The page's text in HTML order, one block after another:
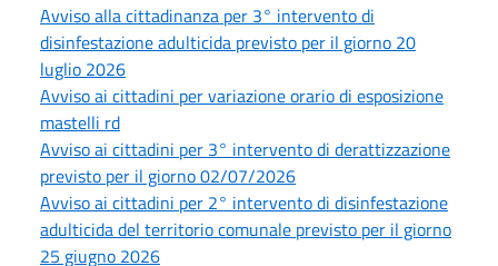
Avviso alla cittadinanza per 3° intervento di
disinfestazione adulticida previsto per il giorno 20
luglio 2026
Avviso ai cittadini per variazione orario di esposizione
mastelli rd
Avviso ai cittadini per 3° intervento di derattizzazione
previsto per il giorno 02/07/2026
Avviso ai cittadini per 2° intervento di disinfestazione
adulticida del territorio comunale previsto per il giorno
25 giugno 2026